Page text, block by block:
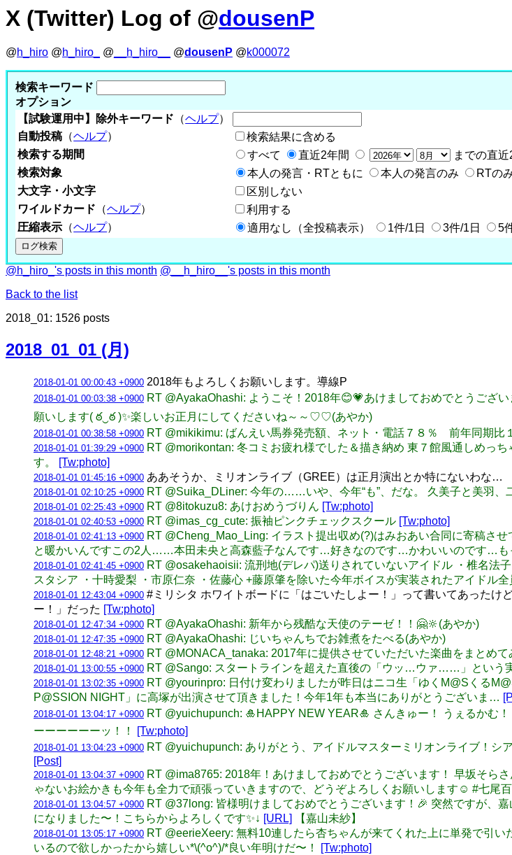
X (Twitter) Log of @dousenP
@h_hiro @h_hiro_ @ __h_hiro__ @dousenP @k000072
検索キーワード
オプション
【試験運用中】除外キーワード （ヘルプ）
自動投稿 （ヘルプ）
検索結果に含める
検索する期間
すべて 直近2年間
までの直近
検索対象
本人の発言・RTともに 本人の発言のみ
RTの
大文字・小文字
区別しない
ワイルドカード （ヘルプ）
利用する
圧縮表示 （ヘルプ） 適用なし（全投稿表示） 1件/1日 3件/1日 5
@h_hiro_'s posts in this month @__h_hiro__'s posts in this month
Back to the list
2018_01: 1526 posts
2018_01_01 (月)
2018-01-01 00:00:43 +0900 2018年もよろしくお願いします。導線P
2018-01-01 00:03:38 +0900 RT @AyakaOhashi: ようこそ！2018年😊💗あけましておめでとうござ
願いします( ఠ‿ఠ )✨楽しいお正月にしてくださいね～～♡♡(あやか)
2018-01-01 00:38:58 +0900 RT @mikikimu: ばんえい馬券発売額、ネット・電話７８％ 前年同期比
2018-01-01 01:39:29 +0900 RT @morikontan: 冬コミお疲れ様でした＆描き納め 東７館風通しめっ
す。
[Tw:photo]
2018-01-01 01:45:16 +0900 ああそうか、ミリオンライブ（GREE）は正月演出とか特にないわな…
2018-01-01 02:10:25 +0900 RT @Suika_DLiner: 今年の……いや、今年“も”、だな。 久美子と美羽、
2018-01-01 02:25:43 +0900 RT @8itokuzu8: あけおめうづりん [Tw:photo]
2018-01-01 02:40:53 +0900 RT @imas_cg_cute: 振袖ピンクチェックスクール [Tw:photo]
2018-01-01 02:41:13 +0900 RT @Cheng_Mao_Ling: イラスト提出収め(?)はみおあい合同に寄稿さ
と暖かいんですこの2人……本田未央と高森藍子なんです…好きなのです…かわいいのです…
2018-01-01 02:41:45 +0900 RT @osakehaoisii: 流刑地(デレパ)送りされていないアイドル ・椎名法
スタシア ・十時愛梨 ・市原仁奈 ・佐藤心 +藤原肇を除いた今年ボイスが実装されたアイドル
2018-01-01 12:43:04 +0900 #ミリシタ ホワイトボードに「はごいたしよー！」って書いてあったけ
ー！」だった [Tw:photo]
2018-01-01 12:47:34 +0900 RT @AyakaOhashi: 新年から残酷な天使のテーゼ！！🤗🔆(あやか)
2018-01-01 12:47:35 +0900 RT @AyakaOhashi: じいちゃんちでお雑煮をたべる(あやか)
2018-01-01 12:48:21 +0900 RT @MONACA_tanaka: 2017年に提供させていただいた楽曲をまとめ
2018-01-01 13:00:55 +0900 RT @Sango: スタートラインを超えた直後の「ウッ…ウァ……」という
2018-01-01 13:02:35 +0900 RT @yourinpro: 日付け変わりましたが昨日はニコ生「ゆくM@Sくる
P@SSION NIGHT」に高塚が出演させて頂きました！今年1年も本当にありがとうございま…
2018-01-01 13:04:17 +0900 RT @yuichupunch: 🎍HAPPY NEW YEAR🎍 さんきゅー！ うぇるかむ
ーーーーーーッ！！
[Tw:photo]
2018-01-01 13:04:23 +0900 RT @yuichupunch: ありがとう、アイドルマスターミリオンライブ！シアターデ
[Post]
2018-01-01 13:04:37 +0900 RT @ima8765: 2018年！あけましておめでとうございます！ 早坂そら
ゃないお絵かきも今年も全力で頑張っていきますので、どうぞよろしくお願いします☺️ #七尾
2018-01-01 13:04:57 +0900 RT @37long: 皆様明けましておめでとうございます！🎉 突然ですが、
になりました〜！こちらからよろしくです✨↓ [URL] 【嘉山未紗】
2018-01-01 13:05:17 +0900 RT @eerieXeery: 無料10連したら杏ちゃんが来てくれた上に単発で引
いるので欲しかったから嬉しい*\(^o^)/*良い年明けだ〜！
[Tw:photo]